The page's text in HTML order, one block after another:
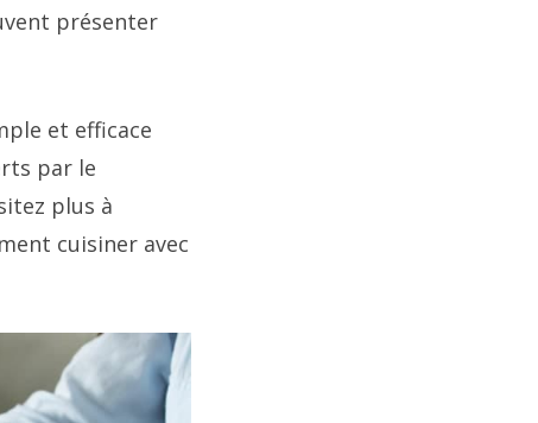
présenter
et efficace
par le
plus à
cuisiner avec